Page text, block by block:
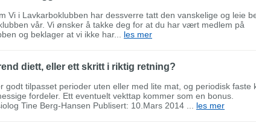
Vi i Lavkarboklubben har dessverre tatt den vanskelige og leie
vår. Vi ønsker å takke deg for at du har vært medlem på
og beklager at vi ikke har... les mer
diett, eller ett skritt i riktig retning?
godt tilpasset perioder uten eller med lite mat, og periodisk faste
fordeler. Ett eventuelt vekttap kommer som en bonus.
Tine Berg-Hansen Publisert: 10.Mars 2014 ... les mer